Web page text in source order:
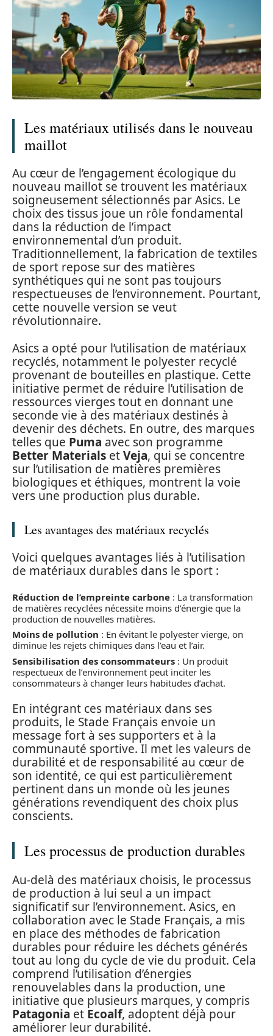
Les matériaux utilisés dans le nouveau
maillot
Au cœur de l’engagement écologique du
nouveau maillot se trouvent les matériaux
soigneusement sélectionnés par Asics. Le
choix des tissus joue un rôle fondamental
dans la réduction de l’impact
environnemental d’un produit.
Traditionnellement, la fabrication de textiles
de sport repose sur des matières
synthétiques qui ne sont pas toujours
respectueuses de l’environnement. Pourtant,
cette nouvelle version se veut
révolutionnaire.
Asics a opté pour l’utilisation de matériaux
recyclés, notamment le polyester recyclé
provenant de bouteilles en plastique. Cette
initiative permet de réduire l’utilisation de
ressources vierges tout en donnant une
seconde vie à des matériaux destinés à
devenir des déchets. En outre, des marques
telles que Puma avec son programme
Better Materials etVeja, qui se concentre
sur l’utilisation de matières premières
biologiques et éthiques, montrent la voie
vers une production plus durable.
Les avantages des matériaux recyclés
Voici quelques avantages liés à l’utilisation
de matériaux durables dans le sport :
Réduction de l’empreinte carbone : La transformation
de matières recyclées nécessite moins d’énergie que la
production de nouvelles matières.
Moins de pollution : En évitant le polyester vierge, on
diminue les rejets chimiques dans l’eau et l’air.
Sensibilisation des consommateurs : Un produit
respectueux de l’environnement peut inciter les
consommateurs à changer leurs habitudes d’achat.
En intégrant ces matériaux dans ses
produits, le Stade Français envoie un
message fort à ses supporters et à la
communauté sportive. Il met les valeurs de
durabilité et de responsabilité au cœur de
son identité, ce qui est particulièrement
pertinent dans un monde où les jeunes
générations revendiquent des choix plus
conscients.
Les processus de production durables
Au-delà des matériaux choisis, le processus
de production à lui seul a un impact
significatif sur l’environnement. Asics, en
collaboration avec le Stade Français, a mis
en place des méthodes de fabrication
durables pour réduire les déchets générés
tout au long du cycle de vie du produit. Cela
comprend l’utilisation d’énergies
renouvelables dans la production, une
initiative que plusieurs marques, y compris
Patagonia et Ecoalf, adoptent déjà pour
améliorer leur durabilité.